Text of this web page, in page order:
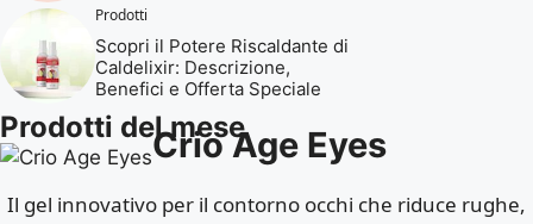
Prodotti
Scopri il Potere Riscaldante di
Caldelixir: Descrizione,
Benefici e Offerta Speciale
Prodotti del meseCrio Age Eyes
Il gel innovativo per il contorno occhi che riduce rughe,